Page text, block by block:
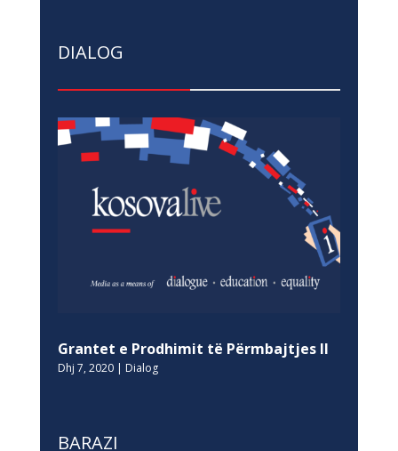
DIALOG
Grantet e Prodhimit të Përmbajtjes II
Dhj 7, 2020| Dialog
BARAZI